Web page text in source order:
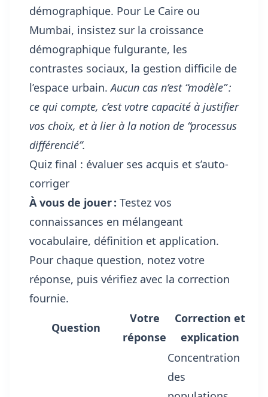
démographique. Pour Le Caire ou
Mumbai, insistez sur la croissance
démographique fulgurante, les
contrastes sociaux, la gestion difficile de
l’espace urbain.Aucun cas n’est “modèle” :
ce qui compte, c’est votre capacité à justifier
vos choix, et à lier à la notion de “processus
différencié”.
Quiz final : évaluer ses acquis et s’auto-
corriger
À vous de jouer : Testez vos
connaissances en mélangeant
vocabulaire, définition et application.
Pour chaque question, notez votre
réponse, puis vérifiez avec la correction
fournie.
Question
Votre
réponse
Correction et
explication
Concentration
des